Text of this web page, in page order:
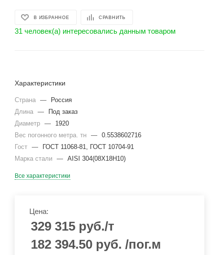
В ИЗБРАННОЕ СРАВНИТЬ
31 человек(а) интересовались данным товаром
Характеристики
Страна —
Россия
Длина —
Под заказ
Диаметр —
1920
Вес погонного метра. тн — 0.5538602716
Гост —
ГОСТ 11068-81, ГОСТ 10704-91
Марка стали — AISI 304(08Х18Н10)
Все характеристики
Цена:
329 315 руб./т
182 394.50 руб. /пог.м